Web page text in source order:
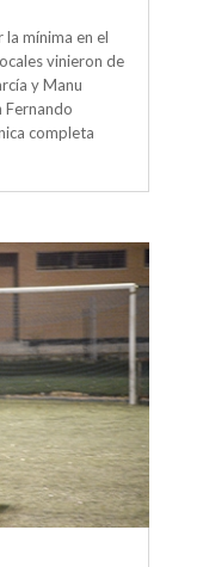
mínima en el
vinieron de
y Manu
Fernando
completa